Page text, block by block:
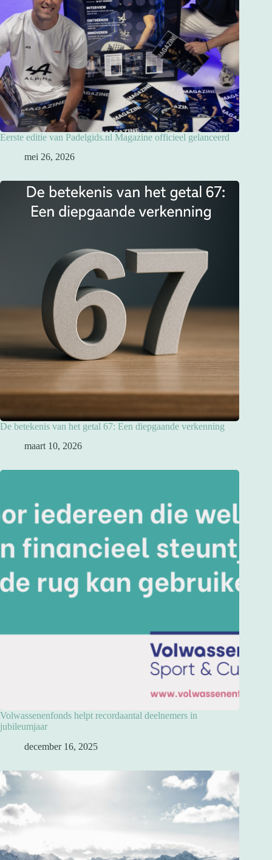
Eerste editie van Padelgids.nl Magazine officieel gelanceerd
mei 26, 2026
De betekenis van het getal 67: Een diepgaande verkenning
maart 10, 2026
Volwassenenfonds helpt recordaantal deelnemers in
jubileumjaar
december 16, 2025